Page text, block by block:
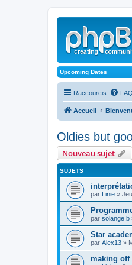
Upcoming Dates
Raccourcis FAQ
Accueil
Oldies but
Nouveau sujet
SUJETS
par Linie »
par solange.b
Star
par Alex13 »
making off